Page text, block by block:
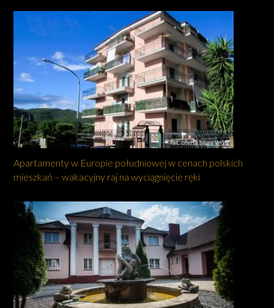
Apartamenty w Europie południowej w cenach polskich
mieszkań – wakacyjny raj na wyciągnięcie ręki